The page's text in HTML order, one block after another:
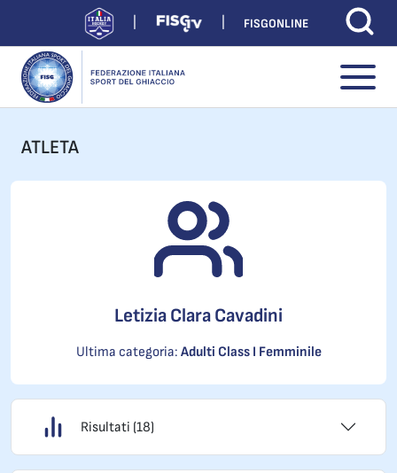
FISGONLINE
ATLETA
Letizia Clara Cavadini
Ultima categoria: Adulti Class I Femminile
Risultati (18)